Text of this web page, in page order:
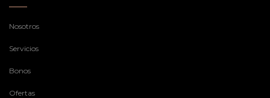
Nosotros
Servicios
Bonos
Ofertas